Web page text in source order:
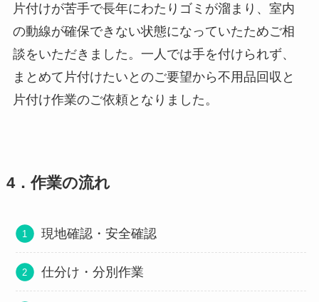
片付けが苦手で長年にわたりゴミが溜まり、室内
の動線が確保できない状態になっていたためご相
談をいただきました。一人では手を付けられず、
まとめて片付けたいとのご要望から不用品回収と
片付け作業のご依頼となりました。
4．作業の流れ
現地確認・安全確認
仕分け・分別作業